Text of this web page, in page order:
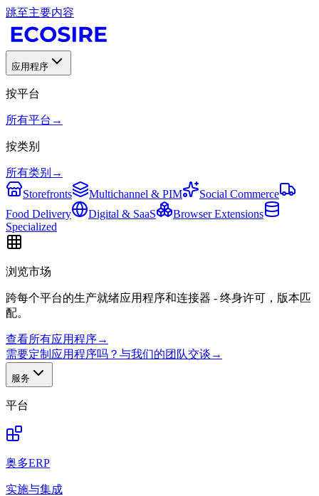
跳至主要内容
应用程序
按平台
所有平台 →
按类别
所有类别 →
Storefronts
Multichannel & PIM
Social Commerce
Food Delivery
Digital & SaaS
Browser Extensions
Specialized
浏览市场
跨每个平台的生产就绪应用程序和连接器 - 终身许可，版本匹
配。
查看所有应用程序→
需要定制应用程序吗？与我们的团队交谈 →
服务
平台
奥多ERP
实施与集成